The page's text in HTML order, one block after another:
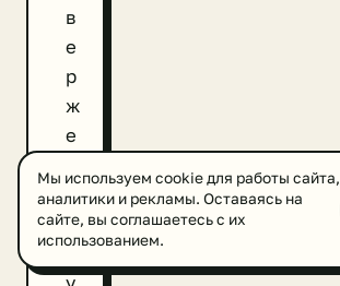
в
е
р
ж
е
и
е
в
Мы используем cookie для работы сайта,
аналитики и рекламы. Оставаясь на
сайте, вы соглашаетесь с их
использованием.